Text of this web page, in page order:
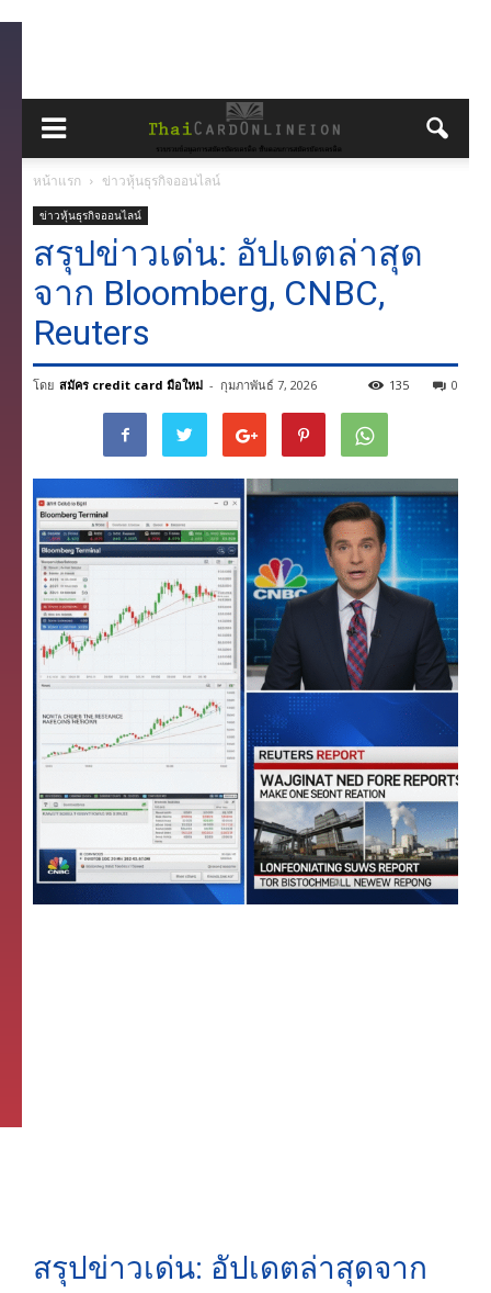
หน้าแรก ข่าวหุ้นธุรกิจออนไลน์
ข่าวหุ้นธุรกิจออนไลน์
สรุปข่าวเด่น: อัปเดตล่าสุด
จาก Bloomberg, CNBC,
Reuters
โดย สมัคร credit card มือใหม่ - กุมภาพันธ์ 7, 2026 0
135
สรุปข่าวเด่น: อัปเดตล่าสุดจาก